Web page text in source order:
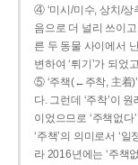
④ ‘미시/미수, 상치/상
음으로 더 널리 쓰이
른 두 동물 사이에서
변하여 ‘튀기’가 되었
⑤ ‘주책(←주착, 主着
다. 그런데 ‘주착’이
이었으므로 ‘주책없다
‘주책’의 의미로서 ‘
라 2016년에는 ‘주책